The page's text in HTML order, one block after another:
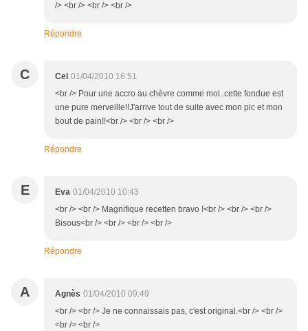
/> <br /> <br /> <br />
Répondre
C Cel 01/04/2010 16:51
<br /> Pour une accro au chèvre comme moi..cette fondue est
une pure merveille!!J'arrive tout de suite avec mon pic et mon
bout de pain!!<br /> <br /> <br />
Répondre
E Eva 01/04/2010 10:43
<br /> <br /> Magnifique recetten bravo !<br /> <br /> <br />
Bisous<br /> <br /> <br /> <br />
Répondre
A Agnès 01/04/2010 09:49
<br /> <br /> Je ne connaissais pas, c'est original.<br /> <br />
<br /> <br />